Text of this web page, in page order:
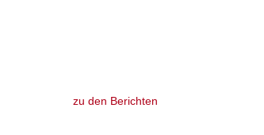
zu den Berichten